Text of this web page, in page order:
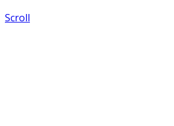
Scroll